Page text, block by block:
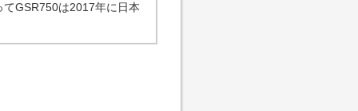
GSR750は2017年に日本